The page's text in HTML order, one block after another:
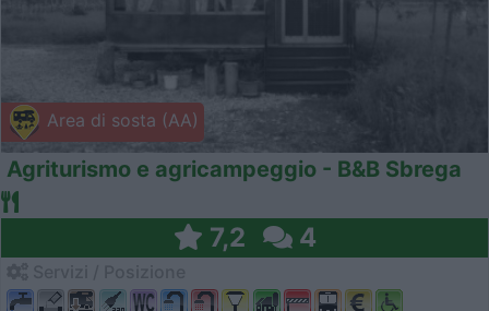
Area di sosta (AA)
Agriturismo e agricampeggio - B&B Sbrega
7,2 4